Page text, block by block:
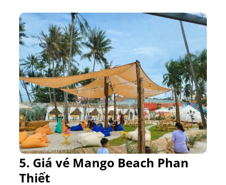
5. Giá vé Mango Beach Phan
Thiết